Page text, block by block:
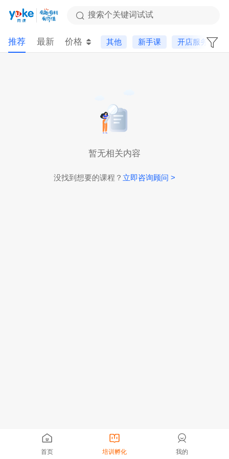
搜索个关键词试试
推荐 最新 价格 其他 新手课 开店服务
暂无相关内容
没找到想要的课程？ 立即咨询顾问 >
首页 培训孵化 我的